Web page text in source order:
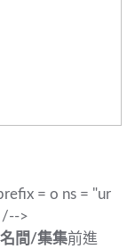
= o ns = "ur
/-->
名間/集集前進